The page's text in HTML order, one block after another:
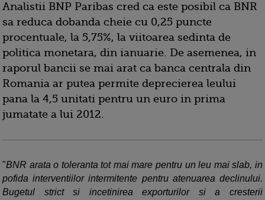
Analistii BNP Paribas cred ca este posibil ca BNR
sa reduca dobanda cheie cu 0,25 puncte
procentuale, la 5,75%, la viitoarea sedinta de
politica monetara, din ianuarie. De asemenea, in
raporul bancii se mai arat ca banca centrala din
Romania ar putea permite deprecierea leului
pana la 4,5 unitati pentru un euro in prima
jumatate a lui 2012.
"BNR arata o toleranta tot mai mare pentru un leu mai slab, in
pofida interventiilor intermitente pentru atenuarea declinului.
Bugetul strict si incetinirea exporturilor si a cresterii